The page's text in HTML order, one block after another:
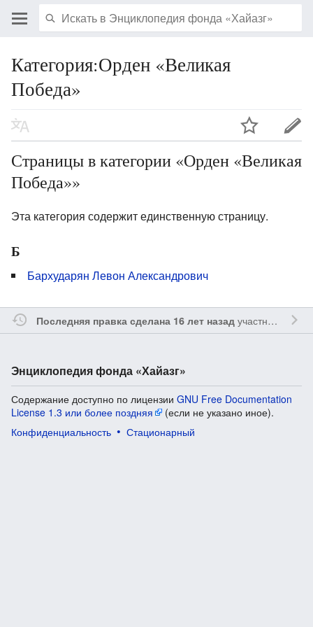
Категория:Орден «Великая
Победа»
Страницы в категории «Орден «Великая
Победа»»
Эта категория содержит единственную страницу.
Б
Бархударян Левон Александрович
Последняя правка сделана 16 лет назадучастником
Энциклопедия фонда «Хайазг»
Содержание доступно по лицензии GNU Free Documentation
License 1.3 или более поздняя
(если не указано иное).
Конфиденциальность
Стационарный